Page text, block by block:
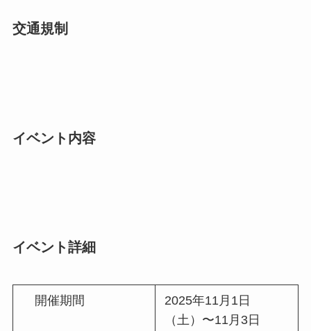
交通規制
イベント内容
イベント詳細
開催期間
2025年11月1日
（土）〜11月3日